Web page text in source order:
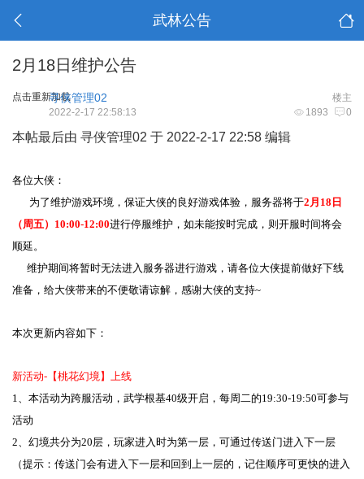
武林公告
2月18日维护公告
点击重新加载 楼主
寻侠管理02
1893 0
2022-2-17 22:58:13
本帖最后由 寻侠管理02 于 2022-2-17 22:58 编辑
各位大侠：
为了维护游戏环境，保证大侠的良好游戏体验，服务器将于2月18日
（周五）10:00-12:00进行停服维护，如未能按时完成，则开服时间将会
顺延。
维护期间将暂时无法进入服务器进行游戏，请各位大侠提前做好下线
准备，给大侠带来的不便敬请谅解，感谢大侠的支持~
本次更新内容如下：
新活动-【桃花幻境】上线
1、本活动为跨服活动，武学根基40级开启，每周二的19:30-19:50可参与
活动
2、幻境共分为20层，玩家进入时为第一层，可通过传送门进入下一层
（提示：传送门会有进入下一层和回到上一层的，记住顺序可更快的进入